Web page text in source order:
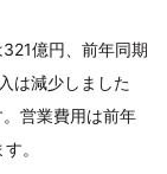
億円、前年同期
は減少しました
営業費用は前年
。